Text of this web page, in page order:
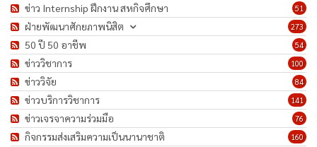
51
ข่าว Internship ฝึกงาน สหกิจศึกษา
273
ฝ่ายพัฒนาศักยภาพนิสิต
54
50 ปี 50 อาชีพ
100
ข่าววิชาการ
84
ข่าววิจัย
141
ข่าวบริการวิชาการ
76
ข่าวเจรจาความร่วมมือ
160
กิจกรรมส่งเสริมความเป็นนานาชาติ